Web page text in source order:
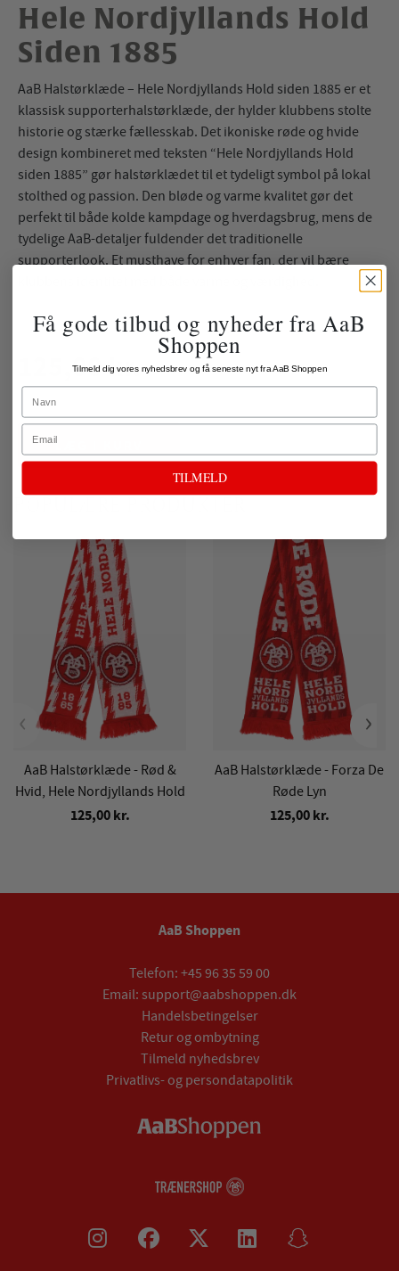
Hele Nordjyllands Hold
Siden 1885
AaB Halstørklæde – Hele Nordjyllands Hold siden 1885 er et
klassisk supporterhalstørklæde, der hylder klubbens stolte
historie og stærke fællesskab. Det ikoniske røde og hvide
design kombineret med teksten “Hele Nordjyllands Hold
siden 1885” gør halstørklædet til et tydeligt symbol på lokal
stolthed og passion. Den bløde og varme kvalitet gør det
perfekt til både kolde kampdage og hverdagsbrug, mens de
tydelige AaB-detaljer fuldender det traditionelle
supporterlook. Et musthave for enhver fan, der vil bære
125,00 kr.
ekskl. fragt
LÆG I KURV
AaB Halstørklæde - Rød &
Hvid, Hele Nordjyllands Hold
125,00 kr.
AaB Halstørklæde - Forza De
Røde Lyn
125,00 kr.
‹ ›
AaB Shoppen
Telefon: +45 96 35 59 00
Email: support@aabshoppen.dk
Handelsbetingelser
Retur og ombytning
Tilmeld nyhedsbrev
Privatlivs- og persondatapolitik
Få gode tilbud og nyheder fra AaB
Shoppen
Tilmeld dig vores nyhedsbrev og få seneste nyt fra AaB Shoppen
Name
Email
TILMELD